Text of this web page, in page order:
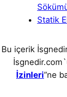
Statik
Bu içerik
İzinleri”ne